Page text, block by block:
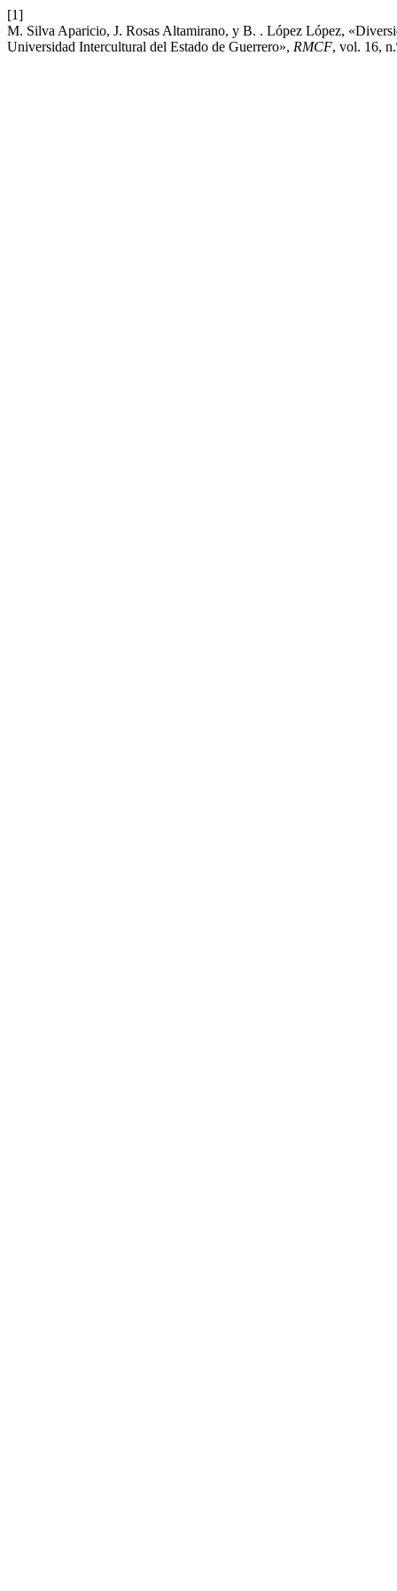
[1]
M. Silva Aparicio, J. Rosas Altamirano, y B. . López López,
Universidad Intercultural del Estado de Guerrero», RMCF, vol. 16,